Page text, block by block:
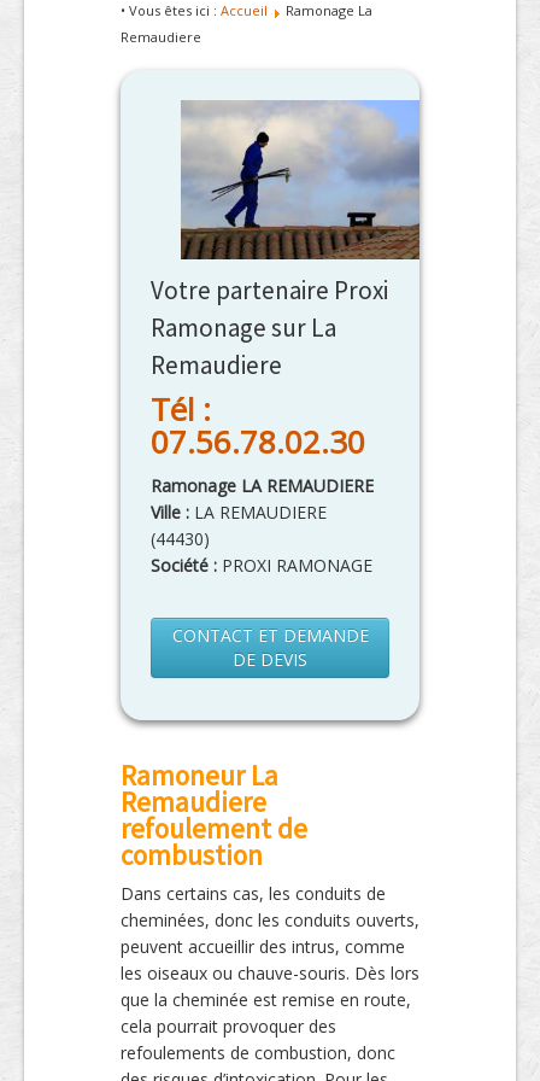
• Vous êtes ici : Accueil
Ramonage La
Remaudiere
Votre partenaire Proxi
Ramonage sur La
Remaudiere
Tél :
07.56.78.02.30
Ramonage LA REMAUDIERE
Ville : LA REMAUDIERE
(44430)
Société : PROXI RAMONAGE
CONTACT ET DEMANDE
DE DEVIS
Ramoneur La
Remaudiere
refoulement de
combustion
Dans certains cas, les conduits de
cheminées, donc les conduits ouverts,
peuvent accueillir des intrus, comme
les oiseaux ou chauve-souris. Dès lors
que la cheminée est remise en route,
cela pourrait provoquer des
refoulements de combustion, donc